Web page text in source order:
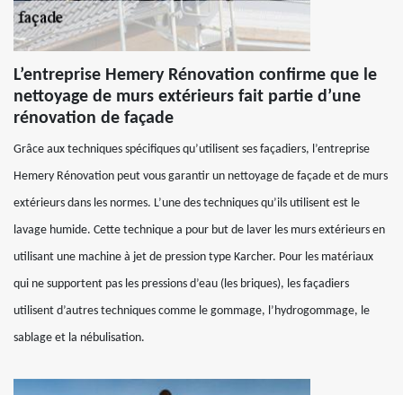
L’entreprise Hemery Rénovation confirme que le
nettoyage de murs extérieurs fait partie d’une
rénovation de façade
Grâce aux techniques spécifiques qu’utilisent ses façadiers, l’entreprise
Hemery Rénovation peut vous garantir un nettoyage de façade et de murs
extérieurs dans les normes. L’une des techniques qu’ils utilisent est le
lavage humide. Cette technique a pour but de laver les murs extérieurs en
utilisant une machine à jet de pression type Karcher. Pour les matériaux
qui ne supportent pas les pressions d’eau (les briques), les façadiers
utilisent d’autres techniques comme le gommage, l’hydrogommage, le
sablage et la nébulisation.